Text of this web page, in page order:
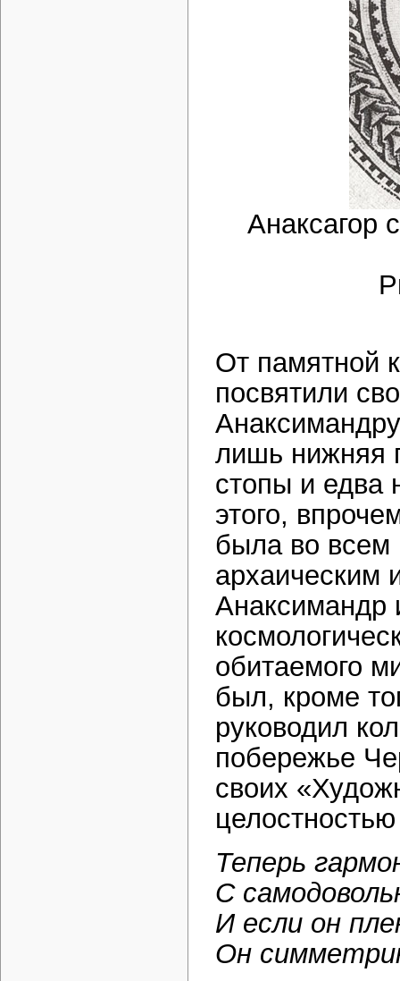
Анаксагор
От памятной
посвятили
лишь нижняя
стопы и едва
этого,
была во всем
архаическим
Анаксимандр
обитаемого
был, кроме
руководил
побережье
своих
Теперь
С
И если он
Он